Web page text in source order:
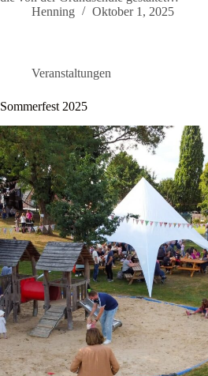
Henning
Oktober 1, 2025
Veranstaltungen
Sommerfest 2025